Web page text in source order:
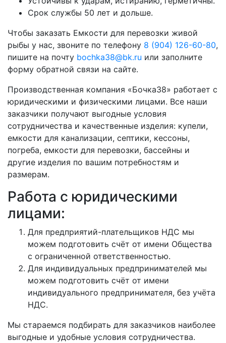
Срок службы 50 лет и дольше.
Чтобы заказать Емкости для перевозки живой
рыбы у нас, звоните по телефону 8 (904) 126-60-80,
пишите на почту bochka38@bk.ru или заполните
форму обратной связи на сайте.
Производственная компания «Бочка38» работает с
юридическими и физическими лицами. Все наши
заказчики получают выгодные условия
сотрудничества и качественные изделия: купели,
емкости для канализации, септики, кессоны,
погреба, емкости для перевозки, бассейны и
другие изделия по вашим потребностям и
размерам.
Работа с юридическими
лицами:
Для предприятий-плательщиков НДС мы
можем подготовить счёт от имени Общества
с ограниченной ответственностью.
Для индивидуальных предпринимателей мы
можем подготовить счёт от имени
индивидуального предпринимателя, без учёта
НДС.
Мы стараемся подбирать для заказчиков наиболее
выгодные и удобные условия сотрудничества.